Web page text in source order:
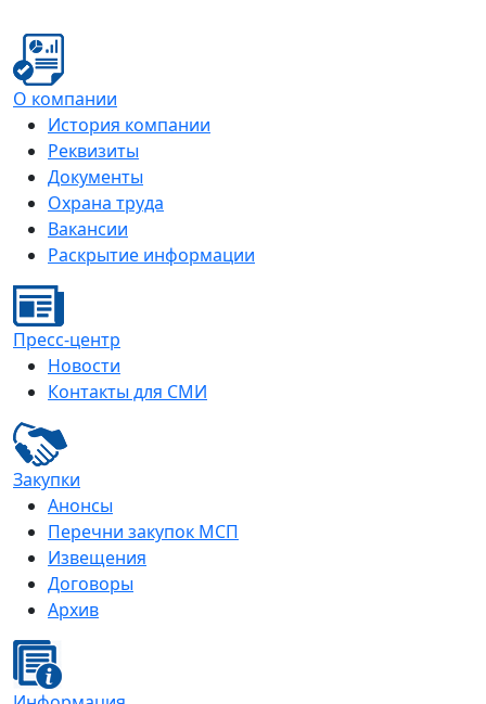
О компании
История компании
Реквизиты
Документы
Охрана труда
Вакансии
Раскрытие информации
Пресс-центр
Новости
Контакты для СМИ
Закупки
Анонсы
Перечни закупок МСП
Извещения
Договоры
Архив